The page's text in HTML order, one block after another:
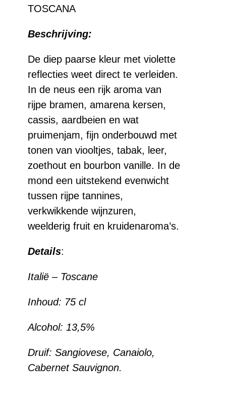
TOSCANA
Beschrijving:
De diep paarse kleur met violette
reflecties weet direct te verleiden.
In de neus een rijk aroma van
rijpe bramen, amarena kersen,
cassis, aardbeien en wat
pruimenjam, fijn onderbouwd met
tonen van viooltjes, tabak, leer,
zoethout en bourbon vanille. In de
mond een uitstekend evenwicht
tussen rijpe tannines,
verkwikkende wijnzuren,
weelderig fruit en kruidenaroma’s.
Details:
Italië – Toscane
Inhoud: 75 cl
Alcohol: 13,5%
Druif: Sangiovese, Canaiolo,
Cabernet Sauvignon.